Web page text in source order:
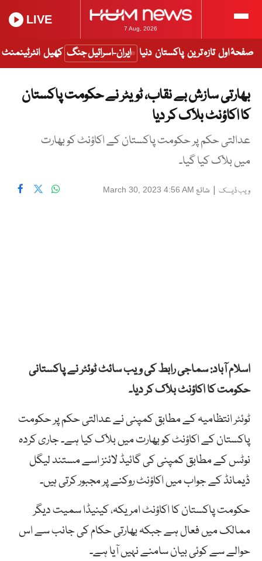
7 Aug, 2026
LIVE
صفحۂ اول تازہ ترین پاکستان دنیا ایران-اسرائیل جنگ کھیل انٹرٹینمنٹ
بھارتی سازش بے نقاب، ٹویٹر نے حکومت پاکستان
کا اکاؤنٹ بلاک کر دیا
عدالتی حکم پر حکومت پاکستان کے اکاؤنٹ کو بھارت
میں بلاک کیا گیا۔
ویب ڈیسک | شائع March 30, 2023 4:56 AM
اسلام آباد: سماجی رابط کی ویب سائٹ ٹوئٹر نے پاکستانی
حکومت کا اکاؤنٹ بلاک کر دیا۔
ٹوئٹر انتظامیہ کے مطابق کمپنی نے عدالتی حکم پر حکومت
پاکستان کے اکاؤنٹ کو بھارت میں بلاک کیا ہے۔ جاری کردہ
نوٹس کے مطابق کمپنی کی گائیڈ لائنز اسے مستند لیگل
ڈیمانڈ کے جواب میں اکاؤنٹ روکنے پر مجبور کرتی ہیں۔
حکومت پاکستان کا اکاؤنٹ امریکہ، کینیڈا سمیت دیگر
ممالک میں فعال ہے جبکہ بھارتی حکام کی جانب سے اس
حوالے سے کوئی بیان سامنے نہیں آیا ہے۔